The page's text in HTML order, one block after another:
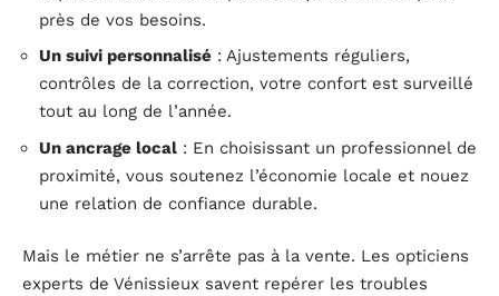
près de vos besoins.
Un suivi personnalisé : Ajustements réguliers,
contrôles de la correction, votre confort est surveillé
tout au long de l’année.
Un ancrage local : En choisissant un professionnel de
proximité, vous soutenez l’économie locale et nouez
une relation de confiance durable.
Mais le métier ne s’arrête pas à la vente. Les opticiens
experts de Vénissieux savent repérer les troubles